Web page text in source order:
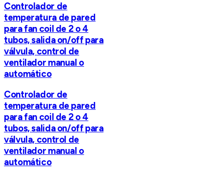
Controlador de
temperatura de pared
para fan coil de 2 o 4
tubos, salida on/off para
válvula, control de
ventilador manual o
automático
Controlador de
temperatura de pared
para fan coil de 2 o 4
tubos, salida on/off para
válvula, control de
ventilador manual o
automático